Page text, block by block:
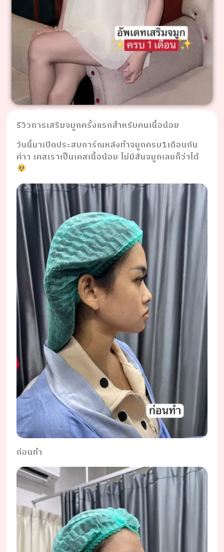
รีวิวการเสริมจมูกครั้งแรกสำหรับคนเนื้อน้อย
วันนี้มาเปิดประสบการ์ณหลังทำจมูกครบ1เดือนกัน
ค่าา เคสเราเป็นเคสเนื้อน้อย ไม่มีสันจมูกเลยก็ว่าได้
ก่อนทำ